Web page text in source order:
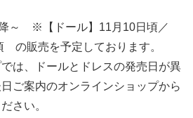
～ ※【ドール】11月10日頃／
の販売を予定しております。
は、ドールとドレスの発売日が異
ご案内のオンラインショップから
さい。